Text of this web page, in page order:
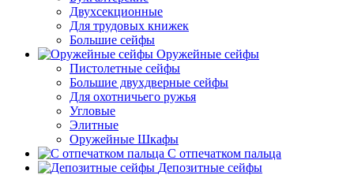
Двухсекционные
Для трудовых книжек
Большие сейфы
Оружейные сейфы
Пистолетные сейфы
Большие двухдверные сейфы
Для охотничьего ружья
Угловые
Элитные
Оружейные Шкафы
С отпечатком пальца
Депозитные сейфы